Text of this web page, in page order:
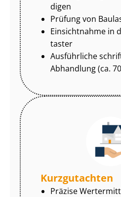
di­gen
Prüfung von
Einsichtnahme in
tas­ter
Ausführliche
Abhandlung (ca.
Kurzgutachten
Präzise